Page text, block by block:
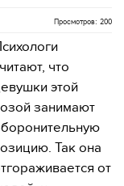
Просмотров: 200
что
этой
занимают
Так она
от